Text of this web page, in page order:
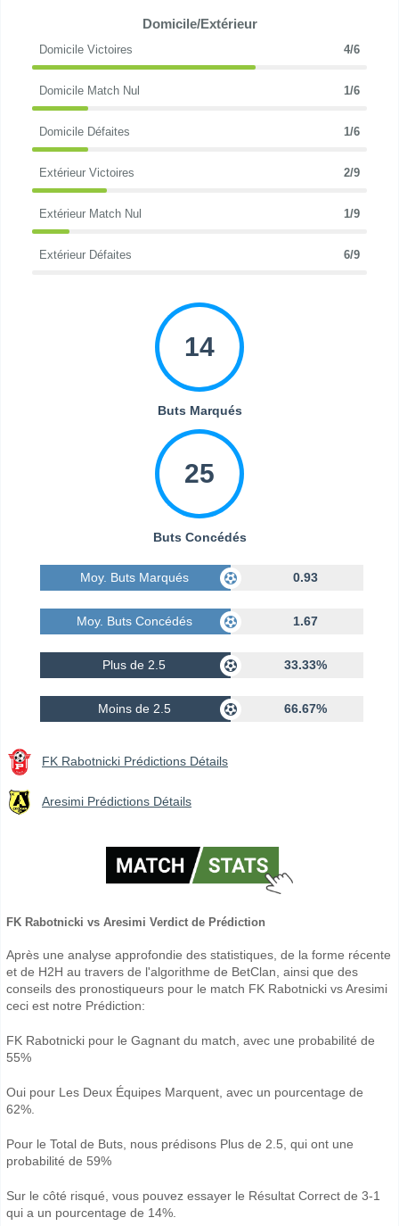
Domicile/Extérieur
Domicile Victoires 4/6
Domicile Match Nul 1/6
Domicile Défaites 1/6
Extérieur Victoires 2/9
Extérieur Match Nul 1/9
Extérieur Défaites 6/9
14
Buts Marqués
25
Buts Concédés
Moy. Buts Marqués 0.93
Moy. Buts Concédés 1.67
Plus de 2.5 33.33%
Moins de 2.5 66.67%
FK Rabotnicki Prédictions Détails
Aresimi Prédictions Détails
FK Rabotnicki vs Aresimi Verdict de Prédiction
Après une analyse approfondie des statistiques, de la forme récente
et de H2H au travers de l'algorithme de BetClan, ainsi que des
conseils des pronostiqueurs pour le match FK Rabotnicki vs Aresimi
ceci est notre Prédiction:
FK Rabotnicki pour le Gagnant du match, avec une probabilité de
55%
Oui pour Les Deux Équipes Marquent, avec un pourcentage de
62%.
Pour le Total de Buts, nous prédisons Plus de 2.5, qui ont une
probabilité de 59%
Sur le côté risqué, vous pouvez essayer le Résultat Correct de 3-1
qui a un pourcentage de 14%.